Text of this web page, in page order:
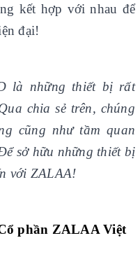
kết hợp với nhau để
đại!
là những thiết bị rất
chia sẻ trên, chúng
cũng như tầm quan
sở hữu những thiết bị
với ZALAA!
phần ZALAA Việt